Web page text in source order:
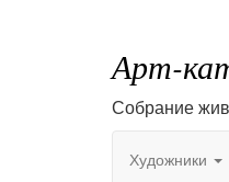
Арт-
Собрание
Художники